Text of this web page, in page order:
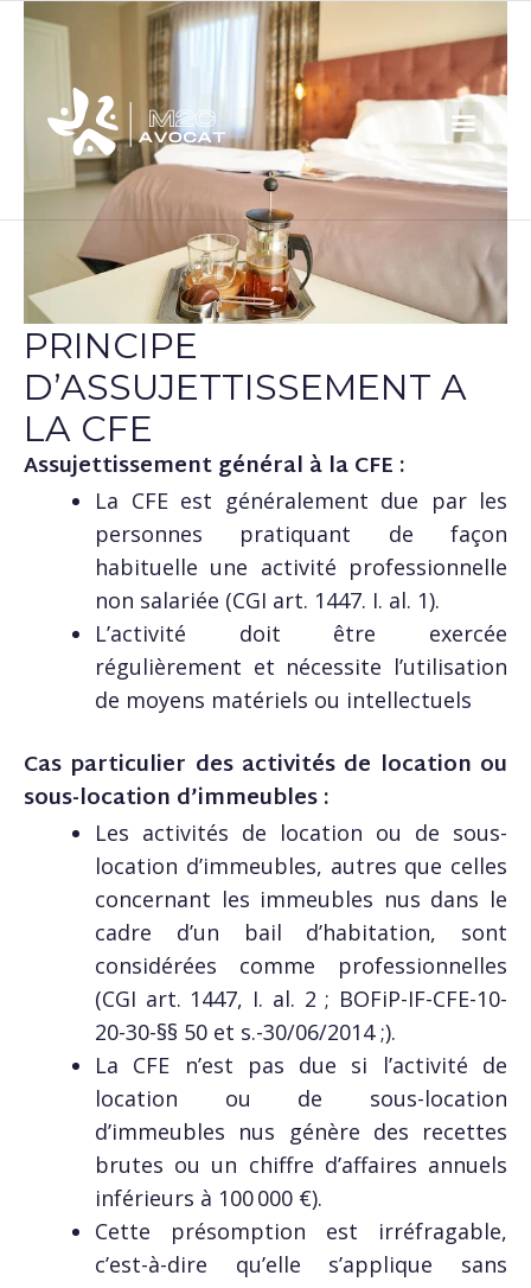
PRINCIPE
D’ASSUJETTISSEMENT A
LA CFE
Assujettissement général à la CFE :
La CFE est généralement due par les
personnes pratiquant de façon
habituelle une activité professionnelle
non salariée (CGI art. 1447. I. al. 1).
L’activité doit être exercée
régulièrement et nécessite l’utilisation
de moyens matériels ou intellectuels
Cas particulier des activités de location ou
sous-location d’immeubles :
Les activités de location ou de sous-
location d’immeubles, autres que celles
concernant les immeubles nus dans le
cadre d’un bail d’habitation, sont
considérées comme professionnelles
(CGI art. 1447, I. al. 2 ; BOFiP-IF-CFE-10-
20-30-§§ 50 et s.-30/06/2014 ;).
La CFE n’est pas due si l’activité de
location ou de sous-location
d’immeubles nus génère des recettes
brutes ou un chiffre d’affaires annuels
inférieurs à 100 000 €).
Cette présomption est irréfragable,
c’est-à-dire qu’elle s’applique sans